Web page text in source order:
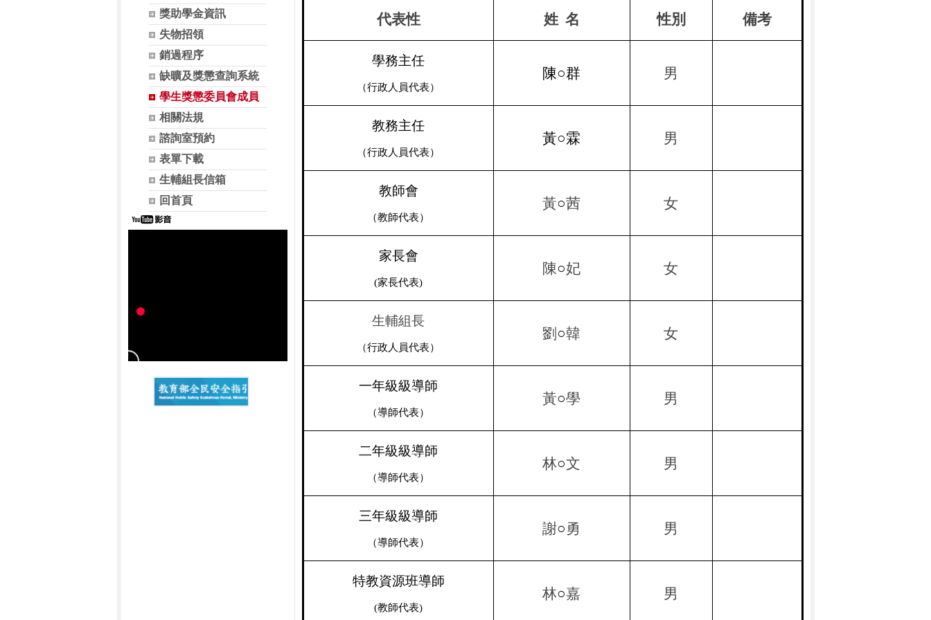
獎助學金資訊
失物招領
銷過程序
缺曠及獎懲查詢系統
學生獎懲委員會成員
相關法規
諮詢室預約
表單下載
生輔組長信箱
回首頁
代表性 姓 名 性別 備考
學務主任
（行政人員代表）
陳○群 男
教務主任
（行政人員代表）
黃○霖 男
教師會
（教師代表）
黃○茜 女
家長會
(家長代表)
陳○妃 女
生輔組長
（行政人員代表）
劉 ○韓 女
一年級級導師
（導師代表）
黃○學 男
二年級級導師
（導師代表）
林○文 男
三年級級導師
（導師代表）
謝○勇 男
特教資源班導師
(教師代表)
林○嘉 男